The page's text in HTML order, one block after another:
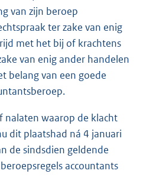
van zijn beroep
ter zake van enig
met het bij of krachtens
van enig ander handelen
belang van een goede
waarop de klacht
dit plaatshad ná 4 januari
de sindsdien geldende
accountants